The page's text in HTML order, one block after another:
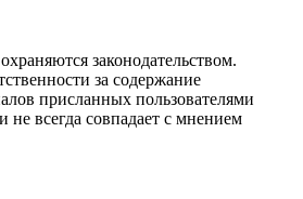
законодательством.
за содержание
присланных пользователями
не всегда совпадает с мнением